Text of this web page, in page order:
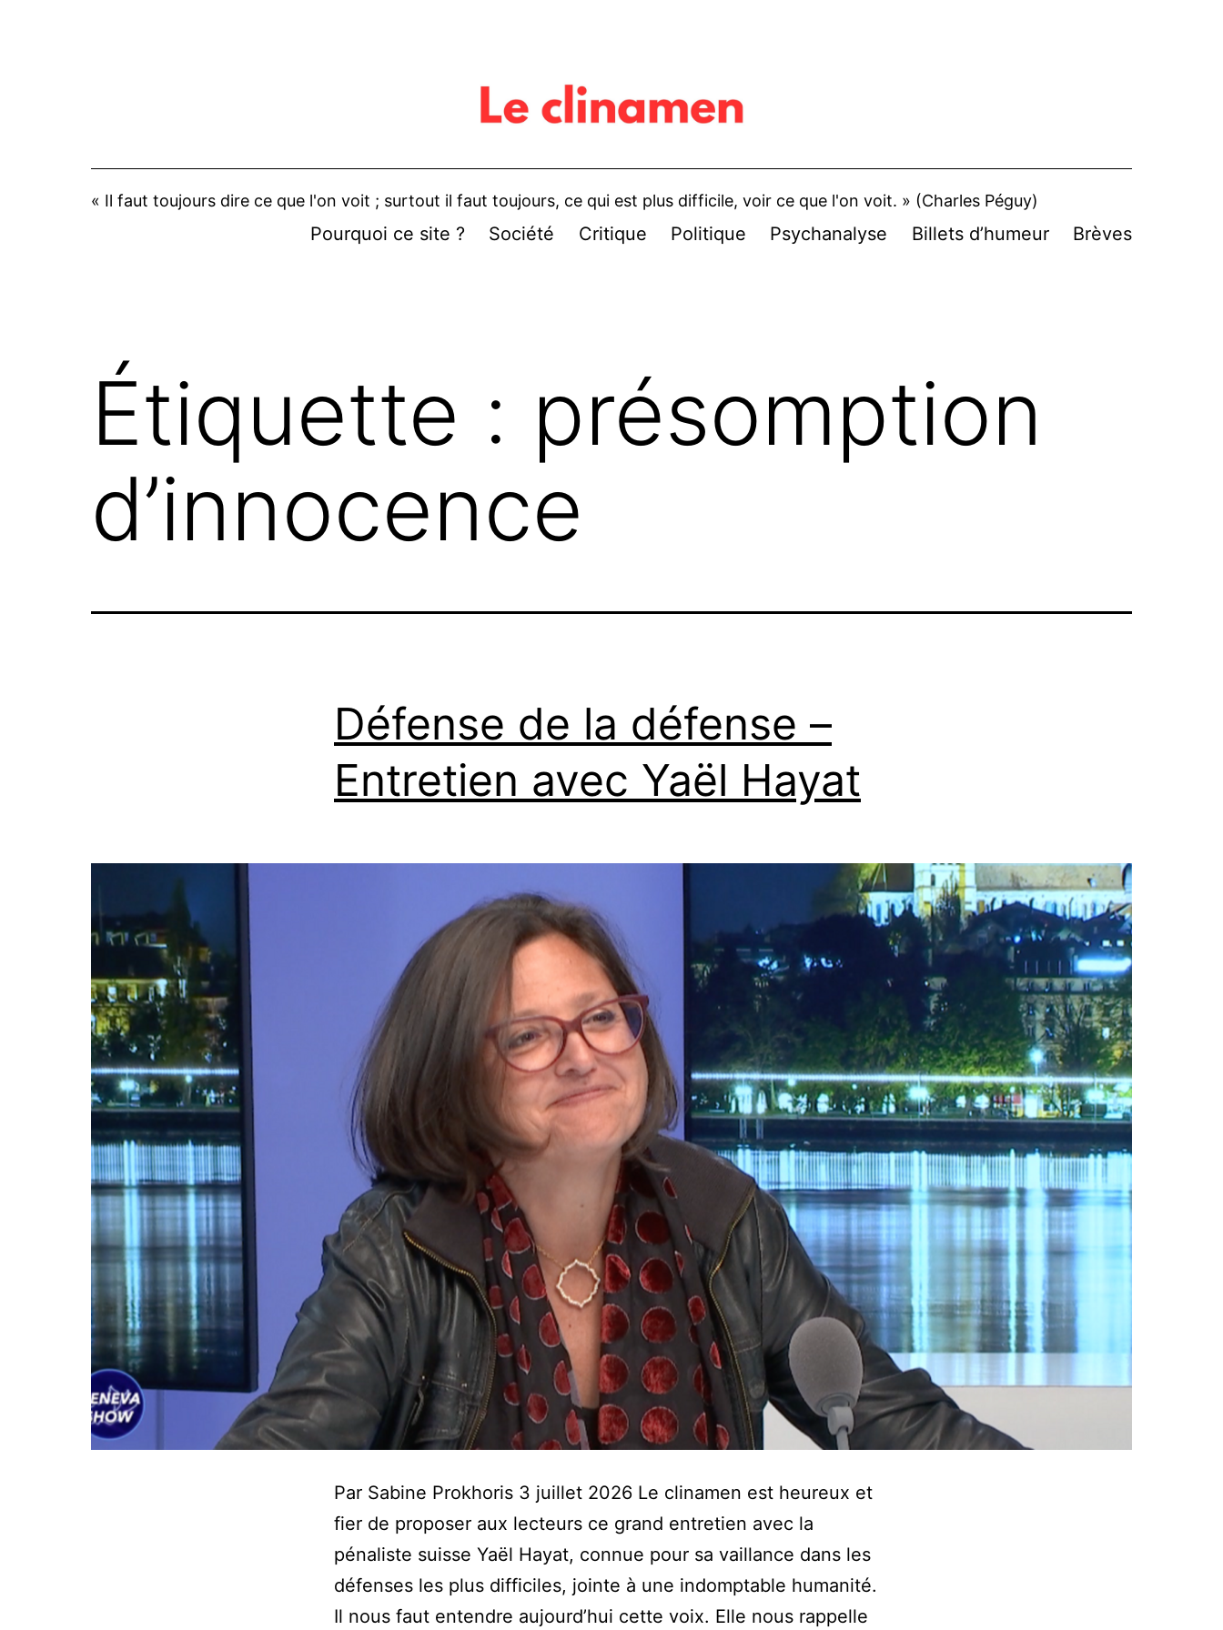
« Il faut toujours dire ce que l'on voit ; surtout il faut toujours, ce qui est plus difficile, voir ce que l'on voit. » (Charles Péguy)
Pourquoi ce site ? Société Critique Politique Psychanalyse Billets d’humeur Brèves
Étiquette : présomption
d’innocence
Défense de la défense –
Entretien avec Yaël Hayat
Par Sabine Prokhoris 3 juillet 2026 Le clinamen est heureux et
fier de proposer aux lecteurs ce grand entretien avec la
pénaliste suisse Yaël Hayat, connue pour sa vaillance dans les
défenses les plus difficiles, jointe à une indomptable humanité.
Il nous faut entendre aujourd’hui cette voix. Elle nous rappelle